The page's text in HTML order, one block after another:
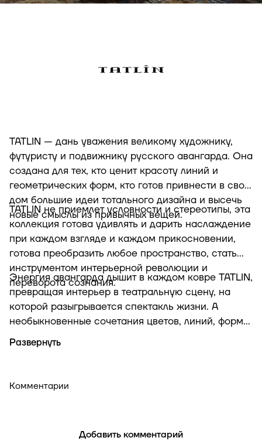
TATLIN — дань уважения великому художнику,
футуристу и подвижнику русского авангарда. Она
создана для тех, кто ценит красоту линий и
геометрических форм, кто готов привнести в свой
дом большие идеи тотального дизайна и высечь
новые смыслы из привычных вещей.
TATLIN не приемлет условности и стереотипы, эта
коллекция готова удивлять и дарить наслаждение
при каждом взгляде и каждом прикосновении,
готова преобразить любое пространство, стать
инструментом интерьерной революции и
переворота сознания.
Энергия авангарда дышит в каждом ковре TATLIN,
превращая интерьер в театральную сцену, на
которой разыгрывается спектакль жизни. А
необыкновенные сочетания цветов, линий, форм и
абстрактных объёмов делают эту жизнь —
настоящим искусством.
Комментарии
Добавить комментарий